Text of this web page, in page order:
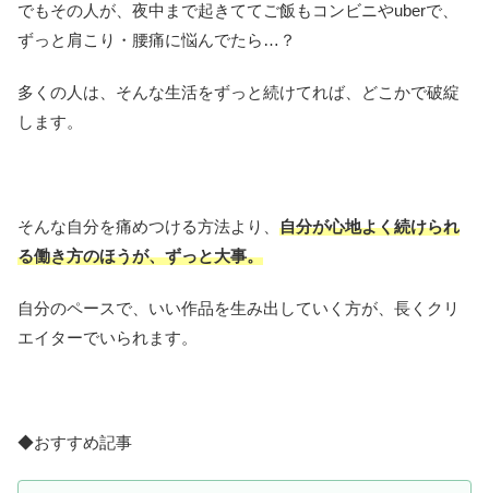
でもその人が、夜中まで起きててご飯もコンビニやuberで、
ずっと肩こり・腰痛に悩んでたら…？
多くの人は、そんな生活をずっと続けてれば、どこかで破綻
します。
そんな自分を痛めつける方法より、 自分が心地よく続けられ
る働き方のほうが、ずっと大事。
自分のペースで、いい作品を生み出していく方が、長くクリ
エイターでいられます。
◆おすすめ記事